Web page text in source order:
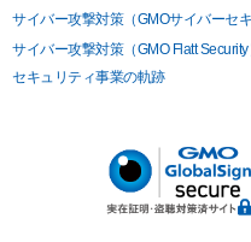
サイバー攻撃対策（GMOサイバーセ
サイバー攻撃対策（GMO Flatt Security
セキュリティ事業の軌跡